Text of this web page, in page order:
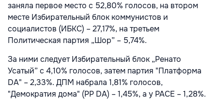
заняла первое место с 52,80% голосов, на втором
месте Избирательный блок коммунистов и
социалистов (ИБКС) – 27,17%, на третьем
Политическая партия „Шор” – 5,74%.
За ними следует Избирательный блок „Ренато
Усатый” с 4,10% голосов, затем партия "Платформа
DA" – 2,33%. ДПМ набрала 1,81% голосов,
"Демократия дома" (PP DA) – 1,45%, а у PACE – 1,28%.